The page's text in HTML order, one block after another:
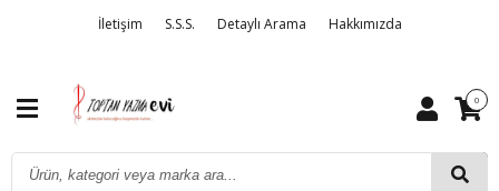
İletişim S.S.S. Detaylı Arama Hakkımızda
0